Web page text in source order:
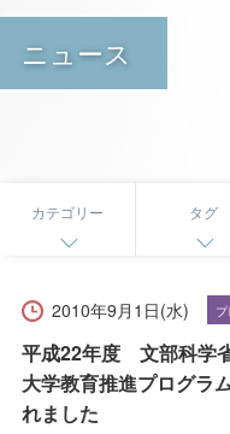
研究・社会貢献
保護者の方へ
一般の方へ
ニュース
カテゴリー タグ
2010年9月1日(水)
平成22年度 文部科学
大学教育推進プログラ
れました